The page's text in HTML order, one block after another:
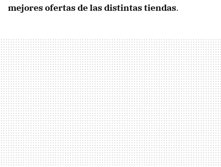
mejores ofertas de las distintas tiendas.